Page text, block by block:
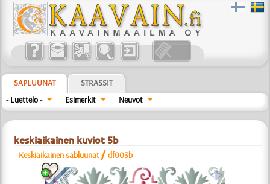
SAPLUUNAT
STRASSIT
- Luettelo -
Esimerkit Neuvot
keskiaikainen kuviot 5b
Keskiaikainen sabluunat /df003b
a